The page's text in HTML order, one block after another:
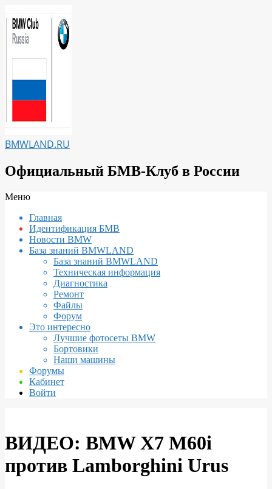
к
содержимому
BMWLAND.RU
Официальный БМВ-Клуб в России
Вторичное
навигации
Меню
Главная
Идентификация БМВ
Новости BMW
База знаний BMWLAND
База знаний BMWLAND
Техническая информация
Диагностика
Ремонт
Файлы
Форум
Это интересно
Лучшие фотосеты BMW
Бортовики
Наши машины
Форумы
Кабинет
Войти
ВИДЕО: BMW X7 M60i
против Lamborghini Urus